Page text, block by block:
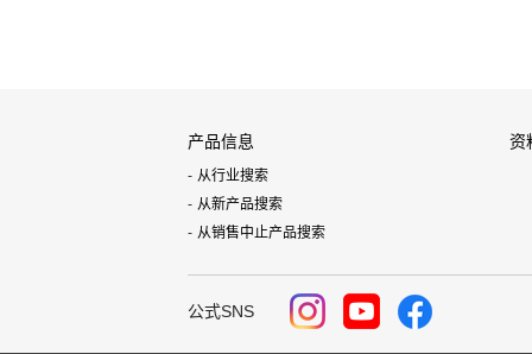
产品信息
从行业搜索
从新产品搜索
从销售中止产品搜索
资
公式SNS